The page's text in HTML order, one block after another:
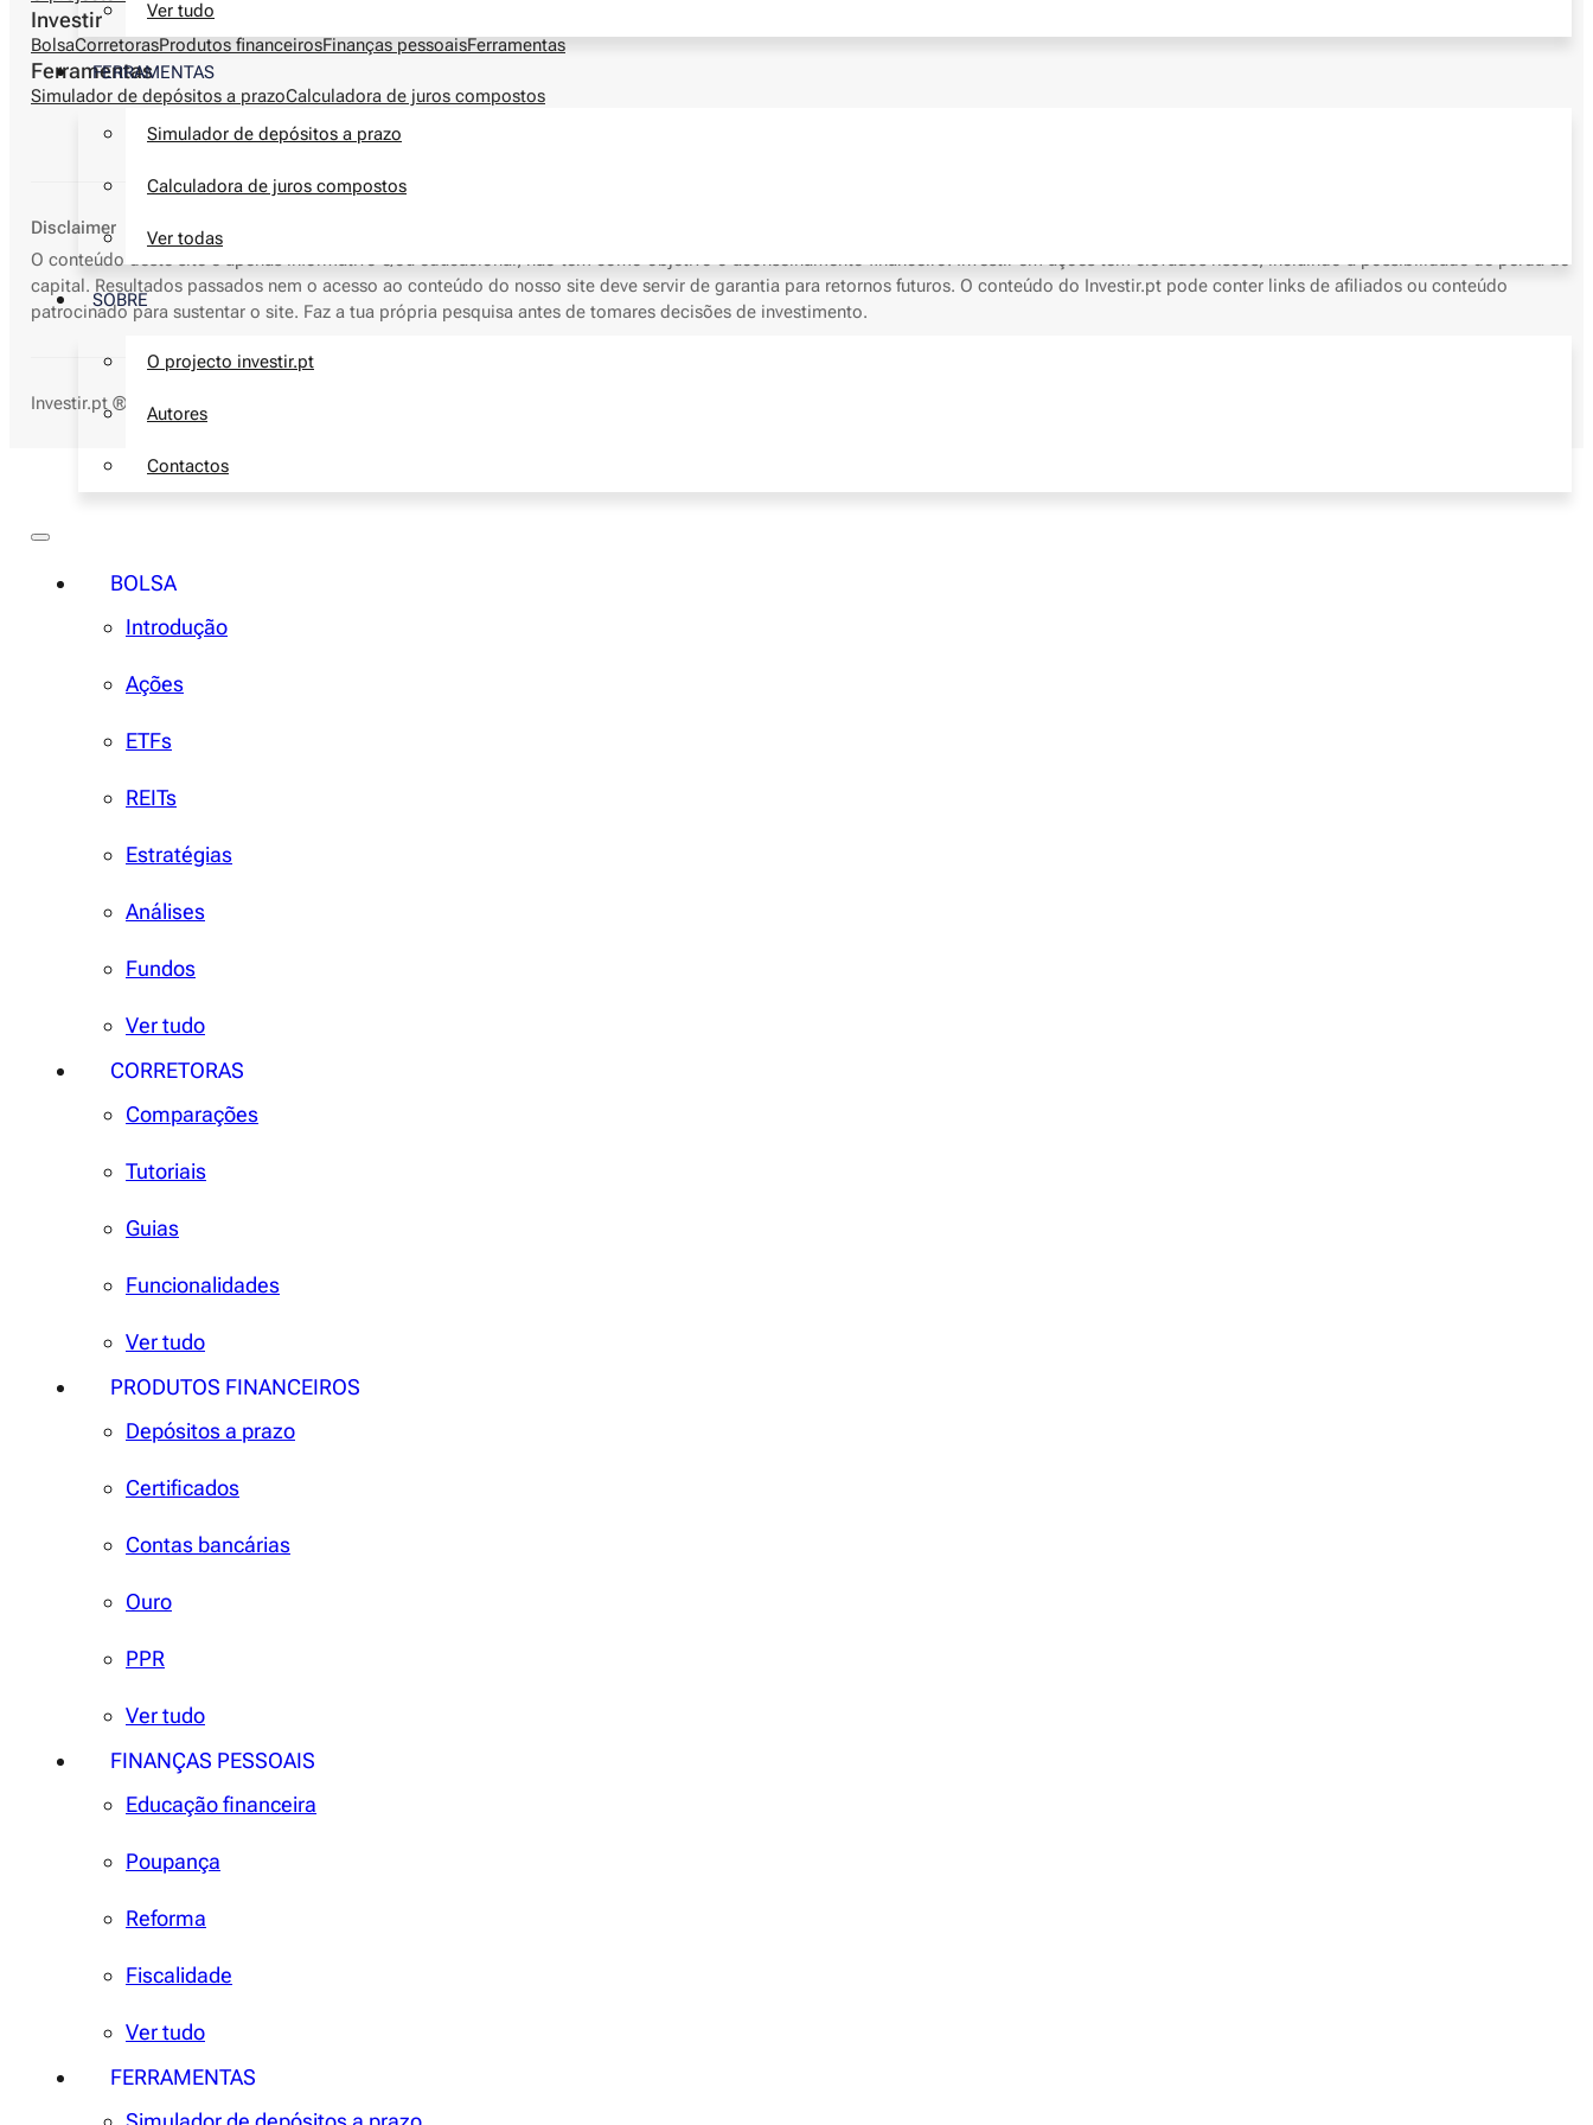
Ver tudo
FERRAMENTAS
Simulador de depósitos a prazo
Calculadora de juros compostos
Ver todas
SOBRE
O projecto investir.pt
Autores
Contactos
BOLSA
Introdução
Ações
ETFs
REITs
Estratégias
Análises
Fundos
Ver tudo
CORRETORAS
Comparações
Tutoriais
Guias
Funcionalidades
Ver tudo
PRODUTOS FINANCEIROS
Depósitos a prazo
Certificados
Contas bancárias
Ouro
PPR
Ver tudo
FINANÇAS PESSOAIS
Educação financeira
Poupança
Reforma
Fiscalidade
Ver tudo
FERRAMENTAS
Investir
BolsaCorretorasProdutos financeirosFinanças pessoaisFerramentas
Ferramentas
Simulador de depósitos a prazoCalculadora de juros compostos
Disclaimer
O conteúdo deste site é apenas informativo e/ou educacional, não tem como objetivo o aconselhamento financeiro. Investir em ações tem elevados riscos, incluindo a possibilidade de perda de
capital. Resultados passados nem o acesso ao conteúdo do nosso site deve servir de garantia para retornos futuros. O conteúdo do Investir.pt pode conter links de afiliados ou conteúdo
patrocinado para sustentar o site. Faz a tua própria pesquisa antes de tomares decisões de investimento.
Investir.pt ® marca nacional